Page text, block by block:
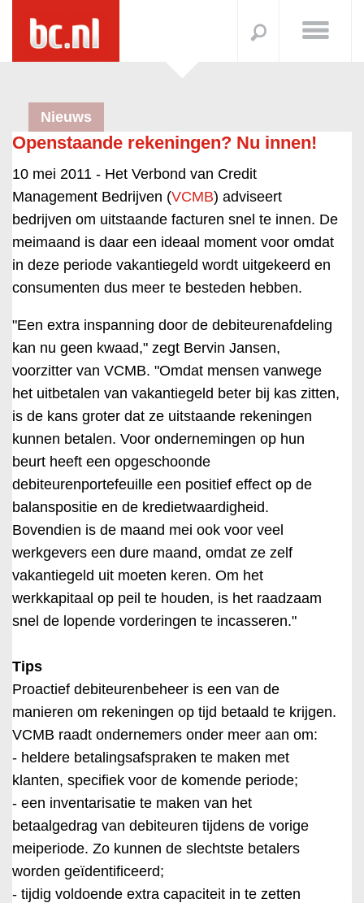
Nieuws
Openstaande rekeningen? Nu innen!
10 mei 2011 - Het Verbond van Credit
Management Bedrijven (VCMB) adviseert
bedrijven om uitstaande facturen snel te innen. De
meimaand is daar een ideaal moment voor omdat
in deze periode vakantiegeld wordt uitgekeerd en
consumenten dus meer te besteden hebben.
"Een extra inspanning door de debiteurenafdeling
kan nu geen kwaad," zegt Bervin Jansen,
voorzitter van VCMB. "Omdat mensen vanwege
het uitbetalen van vakantiegeld beter bij kas zitten,
is de kans groter dat ze uitstaande rekeningen
kunnen betalen. Voor ondernemingen op hun
beurt heeft een opgeschoonde
debiteurenportefeuille een positief effect op de
balanspositie en de kredietwaardigheid.
Bovendien is de maand mei ook voor veel
werkgevers een dure maand, omdat ze zelf
vakantiegeld uit moeten keren. Om het
werkkapitaal op peil te houden, is het raadzaam
snel de lopende vorderingen te incasseren."
Tips
Proactief debiteurenbeheer is een van de
manieren om rekeningen op tijd betaald te krijgen.
VCMB raadt ondernemers onder meer aan om:
- heldere betalingsafspraken te maken met
klanten, specifiek voor de komende periode;
- een inventarisatie te maken van het
betaalgedrag van debiteuren tijdens de vorige
meiperiode. Zo kunnen de slechtste betalers
worden geïdentificeerd;
- tijdig voldoende extra capaciteit in te zetten